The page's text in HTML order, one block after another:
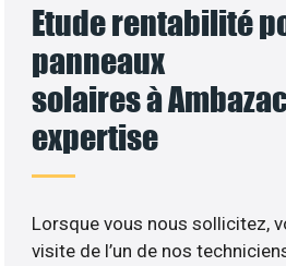
Etude rentabilité
panneaux
solaires à
expertise
Lorsque vous nous sollicitez,
visite de l’un de nos